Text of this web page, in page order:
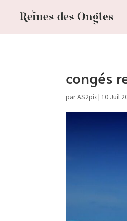
congés
parAS2pix|10 Juil